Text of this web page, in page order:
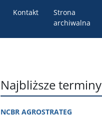
Kontakt
Strona
archiwalna
Najbliższe terminy
NCBR AGROSTRATEG